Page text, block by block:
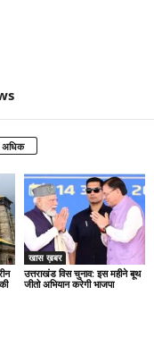
खास ख़बर
उत्तराखंड विस चुनाव: इस महीने बूथ
जीतो अभियान करेगी भाजपा